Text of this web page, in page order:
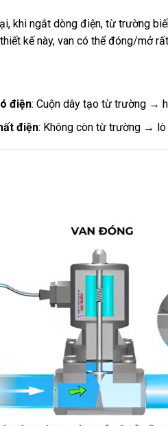
khi ngắt dòng điện, từ trường
kế này, van có thể đóng/mở
điện: Cuộn dây tạo từ trường →
điện: Không còn từ trường →